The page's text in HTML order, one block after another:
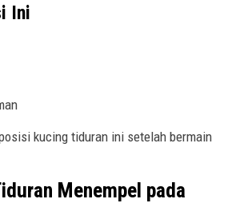
Ini
kucing tiduran ini setelah bermain
Menempel pada